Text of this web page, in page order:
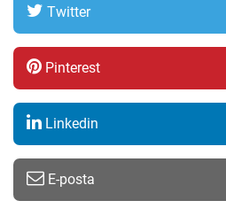
Twitter
Pinterest
Linkedin
E-posta